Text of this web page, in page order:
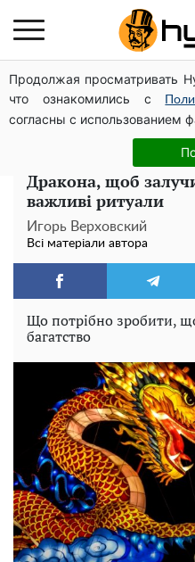
Продолжая просматривать
что ознакомились с
согласны с использованием
Весь секрет в одній
та соковитої капусти на
буде мало
Що потрібно
Дракона, щоб
важливі ритуали
Игорь Верховский
Всі матеріали автора
Що потрібно зробити,
багатство